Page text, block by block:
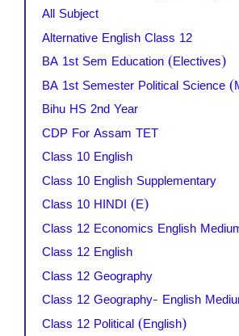
All Subject
Alternative English Class 12
BA 1st Sem Education (Electives)
BA 1st Semester Political Science
Bihu HS 2nd Year
CDP For Assam TET
Class 10 English
Class 10 English Supplementary
Class 10 HINDI (E)
Class 12 Economics English
Class 12 English
Class 12 Geography
Class 12 Geography- English
Class 12 Political (English)